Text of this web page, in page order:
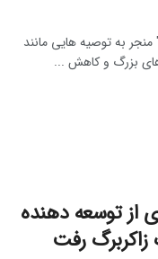
منجر به توصیه هایی مانند
بزرگ و کاهش ...
از توسعه دهنده
زاکربرگ رفت